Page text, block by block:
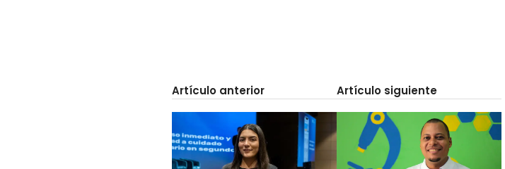
Artículo anterior Artículo siguiente